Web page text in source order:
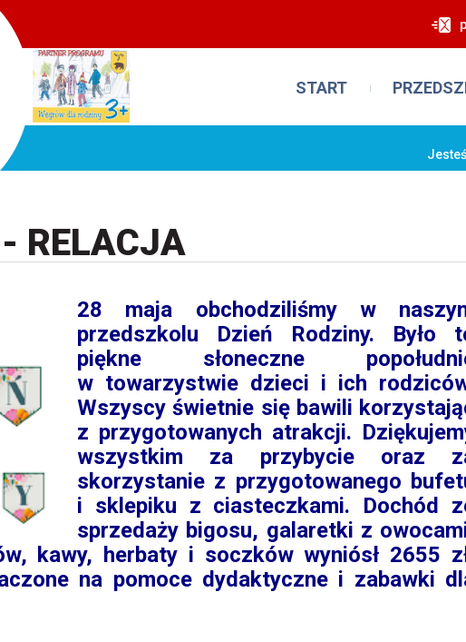
START
RELACJA
28 maja obchodziliśmy w
przedszkolu Dzień Rodziny. Było
piękne słoneczne
w towarzystwie dzieci i ich
Wszyscy świetnie się bawili
z przygotowanych atrakcji.
wszystkim za przybycie oraz
skorzystanie z przygotowanego
i sklepiku z ciasteczkami. Dochód
sprzedaży bigosu, galaretki z
kawy, herbaty i soczków wyniósł 2655
na pomoce dydaktyczne i zabawki